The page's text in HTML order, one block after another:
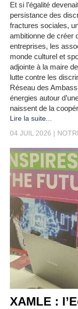
Et si l’égalité
persistance des
fractures sociales,
ambitionne de créer
entreprises, les
monde culturel et
adjointe à la maire
lutte contre les
Réseau des
énergies autour
naissent de la
Lire la suite...
04 JUIL 2026
XAMLE :